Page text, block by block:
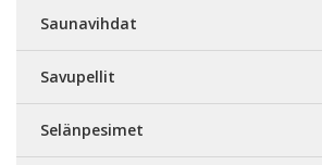
Saunavihdat
Savupellit
Selänpesimet